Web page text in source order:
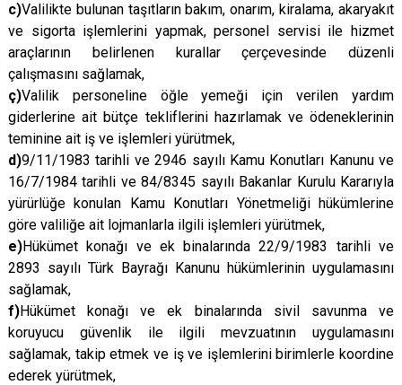
c)Valilikte bulunan taşıtların bakım, onarım, kiralama, akaryakıt
ve sigorta işlemlerini yapmak, personel servisi ile hizmet
araçlarının belirlenen kurallar çerçevesinde düzenli
çalışmasını sağlamak,
ç)Valilik personeline öğle yemeği için verilen yardım
giderlerine ait bütçe tekliflerini hazırlamak ve ödeneklerinin
teminine ait iş ve işlemleri yürütmek,
d)9/11/1983 tarihli ve 2946 sayılı Kamu Konutları Kanunu ve
16/7/1984 tarihli ve 84/8345 sayılı Bakanlar Kurulu Kararıyla
yürürlüğe konulan Kamu Konutları Yönetmeliği hükümlerine
göre valiliğe ait lojmanlarla ilgili işlemleri yürütmek,
e)Hükümet konağı ve ek binalarında 22/9/1983 tarihli ve
2893 sayılı Türk Bayrağı Kanunu hükümlerinin uygulamasını
sağlamak,
f)Hükümet konağı ve ek binalarında sivil savunma ve
koruyucu güvenlik ile ilgili mevzuatının uygulamasını
sağlamak, takip etmek ve iş ve işlemlerini birimlerle koordine
ederek yürütmek,